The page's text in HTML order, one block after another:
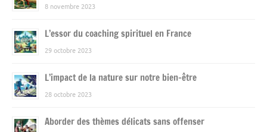
8 novembre 2023
L’essor du coaching spirituel en France
29 octobre 2023
L’impact de la nature sur notre bien-être
28 octobre 2023
Aborder des thèmes délicats sans offenser